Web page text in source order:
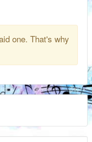
one. That's why